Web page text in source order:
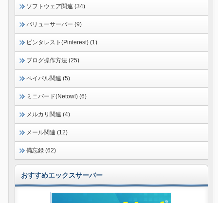
ソフトウェア関連 (34)
バリューサーバー (9)
ピンタレスト(Pinterest) (1)
ブログ操作方法 (25)
ペイパル関連 (5)
ミニバード(Netowl) (6)
メルカリ関連 (4)
メール関連 (12)
備忘録 (62)
おすすめエックスサーバー